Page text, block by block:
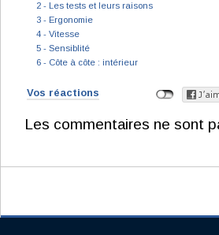
2 - Les tests et leurs raisons
3 - Ergonomie
4 - Vitesse
5 - Sensiblité
6 - Côte à côte : intérieur
Vos réactions
Les commentaires ne sont